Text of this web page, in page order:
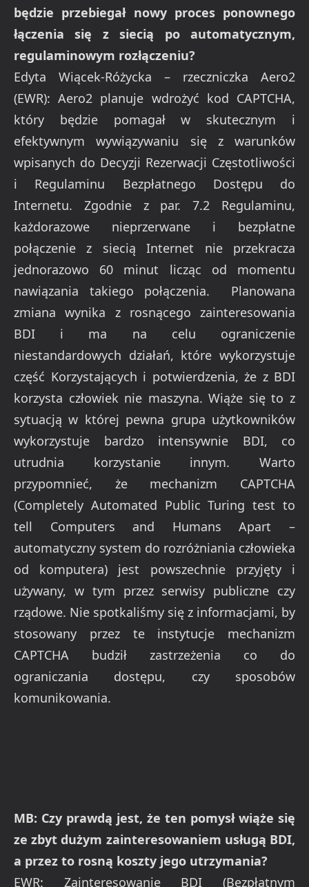
będzie przebiegał nowy proces ponownego
łączenia się z siecią po automatycznym,
regulaminowym rozłączeniu?
Edyta Wiącek-Różycka – rzeczniczka Aero2
(EWR): Aero2 planuje wdrożyć kod CAPTCHA,
który będzie pomagał w skutecznym i
efektywnym wywiązywaniu się z warunków
wpisanych do Decyzji Rezerwacji Częstotliwości
i Regulaminu Bezpłatnego Dostępu do
Internetu. Zgodnie z par. 7.2 Regulaminu,
każdorazowe nieprzerwane i bezpłatne
połączenie z siecią Internet nie przekracza
jednorazowo 60 minut licząc od momentu
nawiązania takiego połączenia. Planowana
zmiana wynika z rosnącego zainteresowania
BDI i ma na celu ograniczenie
niestandardowych działań, które wykorzystuje
część Korzystających i potwierdzenia, że z BDI
korzysta człowiek nie maszyna. Wiąże się to z
sytuacją w której pewna grupa użytkowników
wykorzystuje bardzo intensywnie BDI, co
utrudnia korzystanie innym. Warto
przypomnieć, że mechanizm CAPTCHA
(Completely Automated Public Turing test to
tell Computers and Humans Apart –
automatyczny system do rozróżniania człowieka
od komputera) jest powszechnie przyjęty i
używany, w tym przez serwisy publiczne czy
rządowe. Nie spotkaliśmy się z informacjami, by
stosowany przez te instytucje mechanizm
CAPTCHA budził zastrzeżenia co do
ograniczania dostępu, czy sposobów
komunikowania.
MB: Czy prawdą jest, że ten pomysł wiąże się
ze zbyt dużym zainteresowaniem usługą BDI,
a przez to rosną koszty jego utrzymania?
EWR: Zainteresowanie BDI (Bezpłatnym